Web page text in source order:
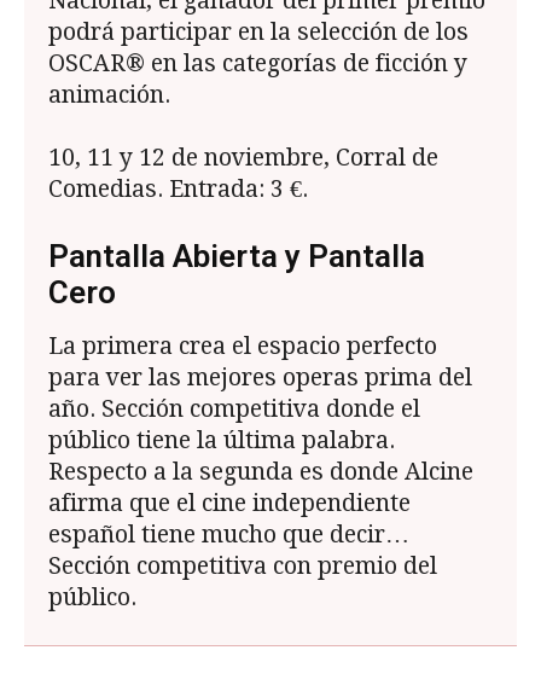
podrá participar en la selección de los
OSCAR® en las categorías de ficción y
animación.
10, 11 y 12 de noviembre, Corral de
Comedias. Entrada: 3 €.
Pantalla Abierta y Pantalla
Cero
La primera crea el espacio perfecto
para ver las mejores operas prima del
año. Sección competitiva donde el
público tiene la última palabra.
Respecto a la segunda es donde Alcine
afirma que el cine independiente
español tiene mucho que decir…
Sección competitiva con premio del
público.